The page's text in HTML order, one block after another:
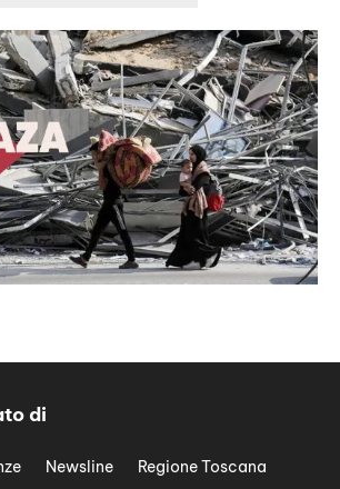
di
Newsline
Regione Toscana